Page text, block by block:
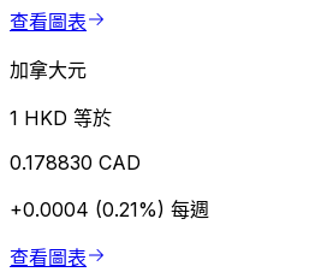
查看圖表
加拿大元
1 HKD 等於
0.178830 CAD
+0.0004 (0.21%) 每週
查看圖表